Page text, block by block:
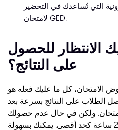
التي تُساعدك في التحضير
لامتحان GED.
الانتظار للحصول
على النتائج؟
الامتحان، كل ما عليك فعله هو
الطلاب على النتائج بسرعة بعد
ولكن في حال عدم حصولك
يمكنك بسهولة